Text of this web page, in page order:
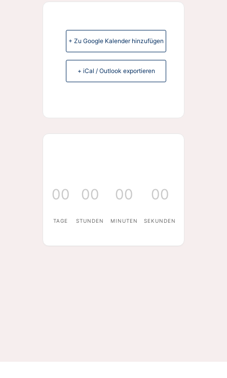
+ Zu Google Kalender hinzufügen
+ iCal / Outlook exportieren
00
TAGE
00
STUNDEN
00
MINUTEN
00
SEKUNDEN